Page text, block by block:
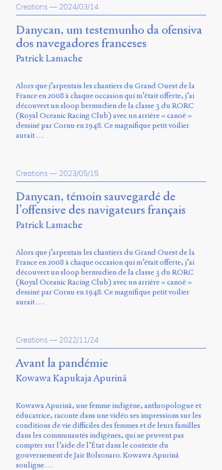
Creations — 2024/03/14
Danycan, um testemunho da ofensiva
dos navegadores franceses
Patrick Lamache
Alors que j’arpentais les chantiers du Grand Ouest de la
France en 2008 à chaque occasion qui m’était offerte, j’ai
découvert un sloop bermudien de la classe 3 du RORC
(Royal Oceanic Racing Club) avec un arrière « canoë »
dessiné par Cornu en 1948. Ce magnifique petit voilier
aurait …
Creations — 2023/05/15
Danycan, témoin sauvegardé de
l’offensive des navigateurs français
Patrick Lamache
Alors que j’arpentais les chantiers du Grand Ouest de la
France en 2008 à chaque occasion qui m’était offerte, j’ai
découvert un sloop bermudien de la classe 3 du RORC
(Royal Oceanic Racing Club) avec un arrière « canoë »
dessiné par Cornu en 1948. Ce magnifique petit voilier
aurait …
Creations — 2022/11/24
Avant la pandémie
Kowawa Kapukaja Apurinã
Kowawa Apurinã, une femme indigène, anthropologue et
éducatrice, raconte dans une vidéo ses impressions sur les
conditions de vie difficiles des femmes et de leurs familles
dans les communautés indigènes, qui ne peuvent pas
compter sur l’aide de l’État dans le contexte du
gouvernement de Jair Bolsonaro. Kowawa Apurinã
souligne …